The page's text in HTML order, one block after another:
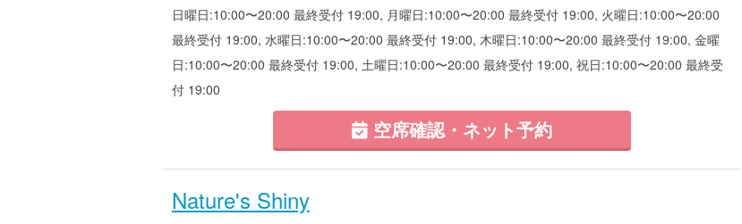
日曜日:10:00〜20:00 最終受付 19:00, 月曜日:10:00〜20:00 最終受付 19:00, 火曜日:10:00〜20:00
最終受付 19:00, 水曜日:10:00〜20:00 最終受付 19:00, 木曜日:10:00〜20:00 最終受付 19:00, 金曜
日:10:00〜20:00 最終受付 19:00, 土曜日:10:00〜20:00 最終受付 19:00, 祝日:10:00〜20:00 最終受
付 19:00
空席確認・ネット予約
Nature's Shiny